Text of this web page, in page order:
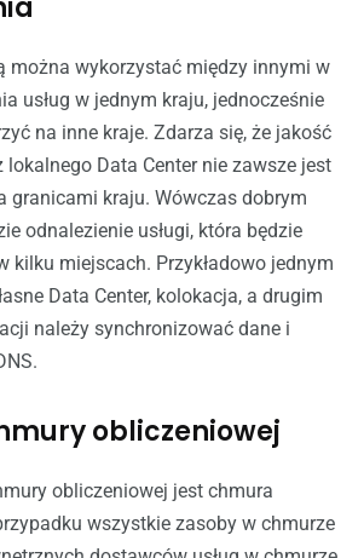
można wykorzystać między innymi w
usług w jednym kraju, jednocześnie
na inne kraje. Zdarza się, że jakość
lokalnego Data Center nie zawsze jest
granicami kraju. Wówczas dobrym
odnalezienie usługi, która będzie
kilku miejscach. Przykładowo jednym
Data Center, kolokacja, a drugim
należy synchronizować dane i
obliczeniowej
obliczeniowej jest chmura
wszystkie zasoby w chmurze